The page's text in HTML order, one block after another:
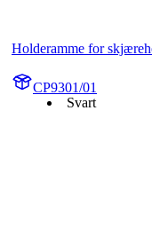
Holderamme for
CP9301/01
Svart